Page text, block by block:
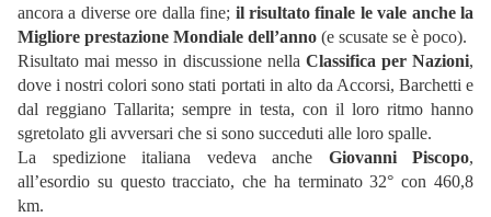
ancora a diverse ore dalla fine; il risultato finale le vale anche la
Migliore prestazione Mondiale dell’anno (e scusate se è poco).
Risultato mai messo in discussione nella Classifica per Nazioni,
dove i nostri colori sono stati portati in alto da Accorsi, Barchetti e
dal reggiano Tallarita; sempre in testa, con il loro ritmo hanno
sgretolato gli avversari che si sono succeduti alle loro spalle.
La spedizione italiana vedeva anche Giovanni Piscopo,
all’esordio su questo tracciato, che ha terminato 32° con 460,8
km.